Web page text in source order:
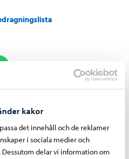
kakor
det innehåll och de reklamer
i sociala medier och
Dessutom delar vi information om
LinkedIn
nyheter